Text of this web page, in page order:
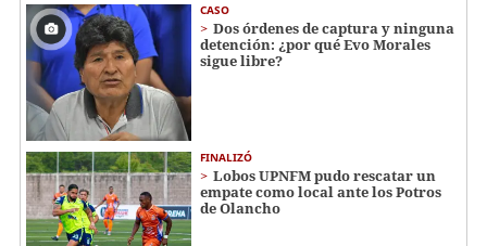
CASO
Dos órdenes de captura y ninguna
detención: ¿por qué Evo Morales
sigue libre?
FINALIZÓ
Lobos UPNFM pudo rescatar un
empate como local ante los Potros
de Olancho